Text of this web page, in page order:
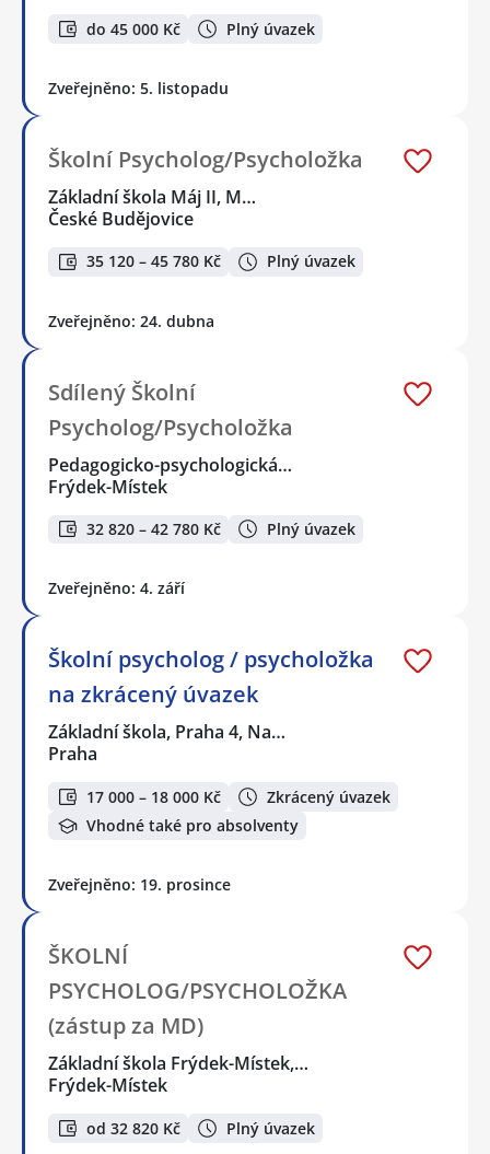
do 45 000 Kč Plný úvazek
Zveřejněno: 5. listopadu
Školní Psycholog/Psycholožka
Základní škola Máj II, M…
České Budějovice
35 120 – 45 780 Kč Plný úvazek
Zveřejněno: 24. dubna
Sdílený Školní
Psycholog/Psycholožka
Pedagogicko-psychologická…
Frýdek-Místek
32 820 – 42 780 Kč Plný úvazek
Zveřejněno: 4. září
Školní psycholog / psycholožka
na zkrácený úvazek
Základní škola, Praha 4, Na…
Praha
17 000 – 18 000 Kč
Zkrácený úvazek
Vhodné také pro absolventy
Zveřejněno: 19. prosince
ŠKOLNÍ
PSYCHOLOG/PSYCHOLOŽKA
(zástup za MD)
Základní škola Frýdek-Místek,…
Frýdek-Místek
od 32 820 Kč Plný úvazek